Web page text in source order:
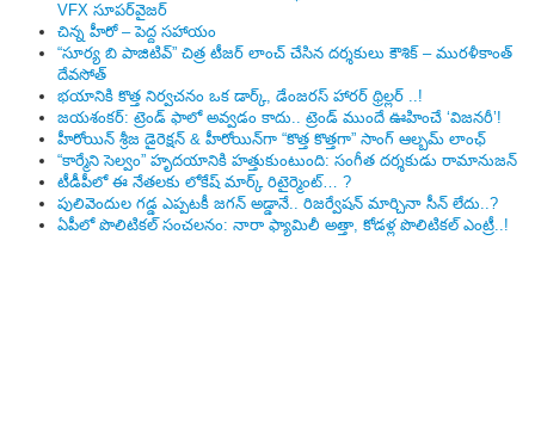
VFX సూపర్‌వైజర్
చిన్న హీరో – పెద్ద సహాయం
“సూర్య బి పాజిటివ్” చిత్ర టీజర్ లాంచ్ చేసిన‌ దర్శకులు కౌశిక్ – మురళీకాంత్
దేవసోత్
భయానికి కొత్త నిర్వచనం ఒక డార్క్, డేంజరస్ హారర్ థ్రిల్లర్ ..!
జయశంకర్: ట్రెండ్‌ ఫాలో అవ్వడం కాదు.. ట్రెండ్‌ ముందే ఊహించే ‘విజనరీ’!
హీరోయిన్ శ్రీజ డైరెక్ష‌న్ & హీరోయిన్‌గా “కొత్త కొత్తగా” సాంగ్ ఆల్బమ్ లాంఛ్
“కార్మేని సెల్వం” హృదయానికి హత్తుకుంటుంది: సంగీత దర్శకుడు రామానుజన్
టీడీపీలో ఈ నేత‌ల‌కు లోకేష్ మార్క్ రిటైర్మెంట్‌… ?
పులివెందుల గ‌డ్డ ఎప్ప‌ట‌కీ జ‌గ‌న్ అడ్డానే.. రిజ‌ర్వేష‌న్ మార్చినా సీన్ లేదు..?
ఏపీలో పొలిటిక‌ల్ సంచ‌ల‌నం: నారా ఫ్యామిలీ అత్తా, కోడ‌ళ్ల పొలిటికల్ ఎంట్రీ..!